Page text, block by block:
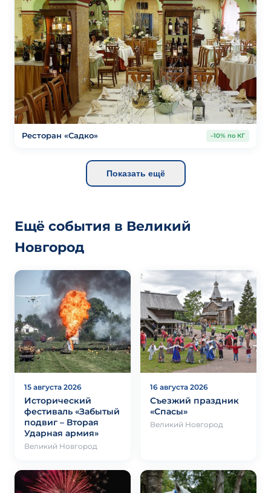
Ресторан «Садко» –10% по КГ
Показать ещё
Ещё события в Великий
Новгород
15 августа 2026
Исторический
фестиваль «Забытый
подвиг – Вторая
Ударная армия»
Великий Новгород
16 августа 2026
Съезжий праздник
«Спасы»
Великий Новгород